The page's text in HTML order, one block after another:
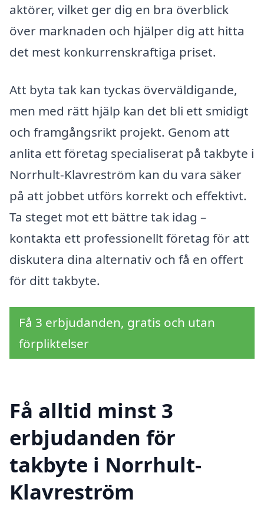
aktörer, vilket ger dig en bra överblick
över marknaden och hjälper dig att hitta
det mest konkurrenskraftiga priset.
Att byta tak kan tyckas överväldigande,
men med rätt hjälp kan det bli ett smidigt
och framgångsrikt projekt. Genom att
anlita ett företag specialiserat på takbyte i
Norrhult-Klavreström kan du vara säker
på att jobbet utförs korrekt och effektivt.
Ta steget mot ett bättre tak idag –
kontakta ett professionellt företag för att
diskutera dina alternativ och få en offert
för ditt takbyte.
Få 3 erbjudanden, gratis och utan
förpliktelser
Få alltid minst 3
erbjudanden för
takbyte i Norrhult-
Klavreström